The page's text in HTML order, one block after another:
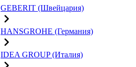
GEBERIT (Швейцария)
HANSGROHE (Германия)
IDEA GROUP (Италия)